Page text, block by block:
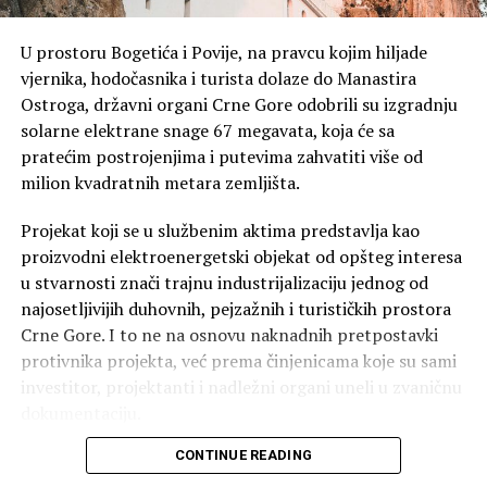
ulazimo u zonu beskorisnih i štetnih nejasnoća, koje bi se
mogle tolerisati nekom sa manje odgovornosti i značaja
u javnosti, ali ne i predsjedniku Srbije “, naveli u iz MCP.
Iz Mitropolije crnogorsko-primorske poručuju da
nemaju pozitivno iskustvo sa političkim usmjeravanjima i
tumačenjima crkvenih djelatnosti.
“Uz naše najbolje želje i molitve Bogu da politički lideri
Srbije vrše svoj posao na napredak te države i njenih
građana, i da, koliko je to u njihovoj moći, budu od
pomoći i podrške svim Srbima, ma gdje da žive i rade,
moramo podsjetiti da nemamo pozitivno iskustvo sa
političkim usmjeravanjima i tumačenjima crkvenih
djelatnosti. Niti je to posao koji političarima pripada, niti
dobro državi i Crkvi. U tom smislu, smatramo
nedopustivim da se ove konfuzne, a ipak glasne optužbe
U prostoru Bogetića i Povije, na pravcu kojim hiljade
vjernika, hodočasnika i turista dolaze do Manastira
Ostroga, državni organi Crne Gore odobrili su izgradnju
solarne elektrane snage 67 megavata, koja će sa
pratećim postrojenjima i putevima zahvatiti više od
milion kvadratnih metara zemljišta.
Projekat koji se u službenim aktima predstavlja kao
proizvodni elektroenergetski objekat od opšteg interesa
u stvarnosti znači trajnu industrijalizaciju jednog od
najosetljivijih duhovnih, pejzažnih i turističkih prostora
Crne Gore. I to ne na osnovu naknadnih pretpostavki
protivnika projekta, već prema činjenicama koje su sami
investitor, projektanti i nadležni organi uneli u zvaničnu
Ministarstvo prostornog planiranja, urbanizma i
CONTINUE READING